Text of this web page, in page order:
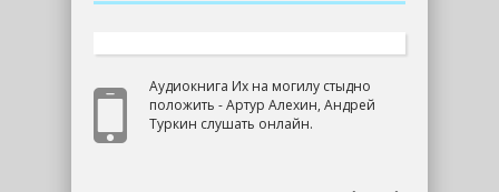
Аудиокнига Их на могилу стыдно
положить - Артур Алехин, Андрей
Туркин слушать онлайн.